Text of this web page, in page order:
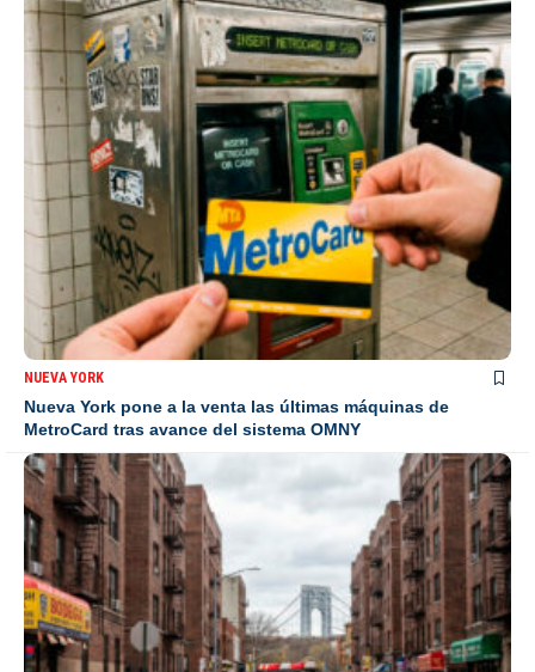
NUEVA YORK
Nueva York pone a la venta las últimas máquinas de
MetroCard tras avance del sistema OMNY